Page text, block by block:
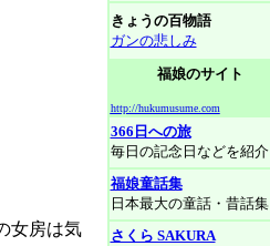
女房は気
きょうの百物語
ガンの悲しみ
福娘のサイト
http://hukumusume.com
366日への旅
毎日の記念日などを紹介
福娘童話集
日本最大の童話・昔話集
さくら SAKURA